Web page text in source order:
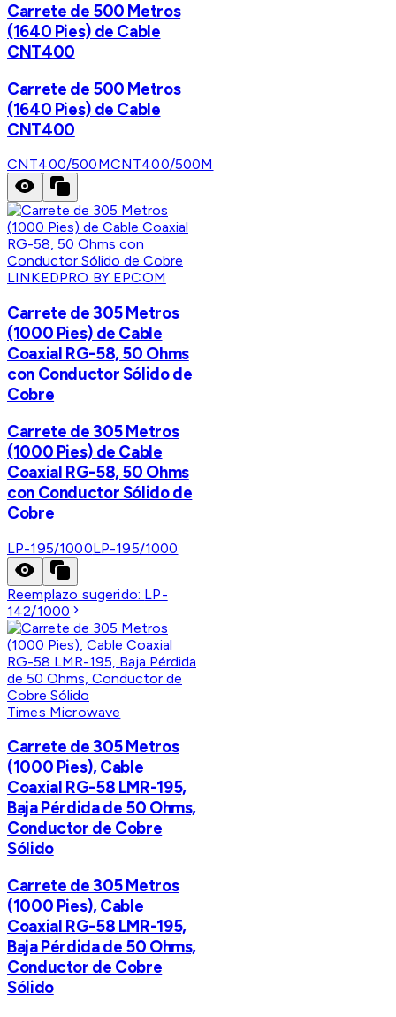
Carrete de 500 Metros
(1640 Pies) de Cable
CNT400
Carrete de 500 Metros
(1640 Pies) de Cable
CNT400
CNT400/500MCNT400/500M
LINKEDPRO BY EPCOM
Carrete de 305 Metros
(1000 Pies) de Cable
Coaxial RG-58, 50 Ohms
con Conductor Sólido de
Cobre
Carrete de 305 Metros
(1000 Pies) de Cable
Coaxial RG-58, 50 Ohms
con Conductor Sólido de
Cobre
LP-195/1000LP-195/1000
Reemplazo sugerido: LP-
142/1000
Times Microwave
Carrete de 305 Metros
(1000 Pies), Cable
Coaxial RG-58 LMR-195,
Baja Pérdida de 50 Ohms,
Conductor de Cobre
Sólido
Carrete de 305 Metros
(1000 Pies), Cable
Coaxial RG-58 LMR-195,
Baja Pérdida de 50 Ohms,
Conductor de Cobre
Sólido